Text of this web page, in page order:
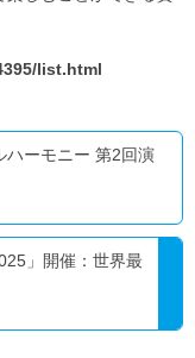
list.html
ハーモニー 第2回演
」開催：世界最